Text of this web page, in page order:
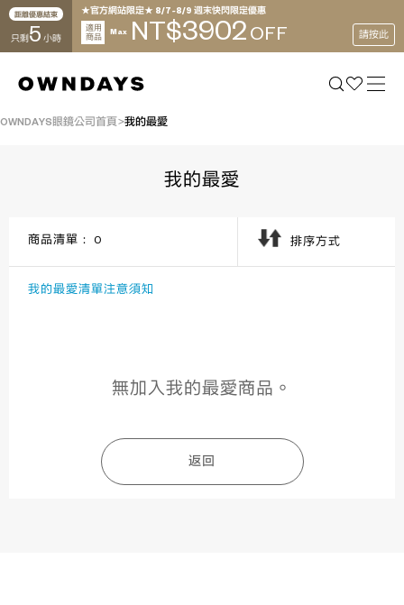
距離優惠結束
只剩 5 小時
★官方網站限定★ 8/7~8/9 週末快閃限定優惠
適用
商品
Max NT$3902 OFF 請按此
OWNDAYS眼鏡公司首頁 我的最愛
我的最愛
商品清單： 0 排序方式
我的最愛清單注意須知
無加入我的最愛商品。
返回